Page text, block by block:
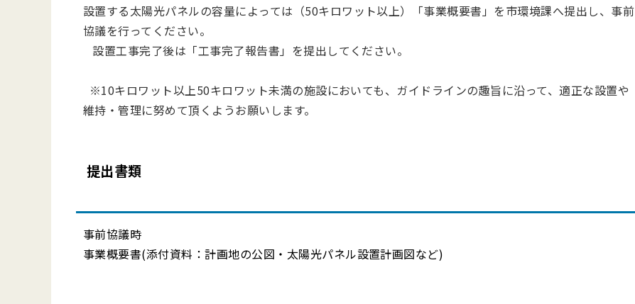
設置する太陽光パネルの容量によっては（50キロワット以上）「事業概要書」を市環境課へ提出し、事前
協議を行ってください。
設置工事完了後は「工事完了報告書」を提出してください。
※10キロワット以上50キロワット未満の施設においても、ガイドラインの趣旨に沿って、適正な設置や
維持・管理に努めて頂くようお願いします。
提出書類
事前協議時
事業概要書(添付資料：計画地の公図・太陽光パネル設置計画図など)